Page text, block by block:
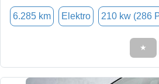
6.285 km Elektro 210 kw (286
★